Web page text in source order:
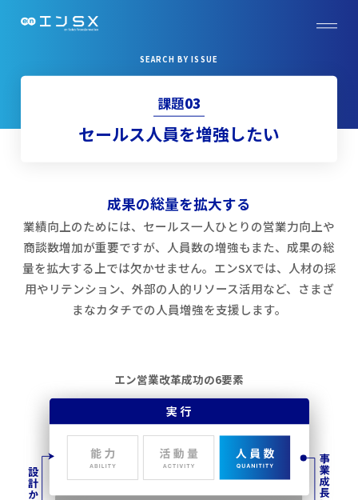
SEARCH BY ISSUE
課題03
セールス人員を増強したい
成果の総量を拡大する
業績向上のためには、セールス一人ひとりの営業力向上や
商談数増加が重要ですが、人員数の増強もまた、成果の総
量を拡大する上では欠かせません。エンSXでは、人材の採
用やリテンション、外部の人的リソース活用など、さまざ
まなカタチでの人員増強を支援します。
エン営業改革成功の6要素